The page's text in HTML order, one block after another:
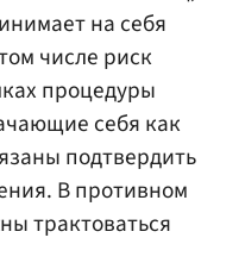
на себя
числе риск
процедуры
себя как
подтвердить
В противном
трактоваться